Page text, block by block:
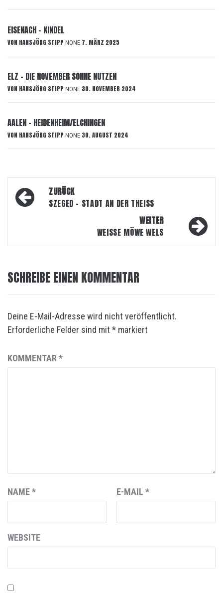
EISENACH – KINDEL
VON HANSJÖRG STIPP NONE 7. MÄRZ 2025
ELZ – DIE NOVEMBER SONNE NUTZEN
VON HANSJÖRG STIPP NONE 30. NOVEMBER 2024
AALEN – HEIDENHEIM/ELCHINGEN
VON HANSJÖRG STIPP NONE 30. AUGUST 2024
Beitragsnavigation
ZURÜCK
SZEGED – STADT AN DER THEISS
WEITER
WEISSE MÖWE WELS
SCHREIBE EINEN KOMMENTAR
Deine E-Mail-Adresse wird nicht veröffentlicht.
Erforderliche Felder sind mit * markiert
KOMMENTAR *
NAME* E-MAIL *
WEBSITE